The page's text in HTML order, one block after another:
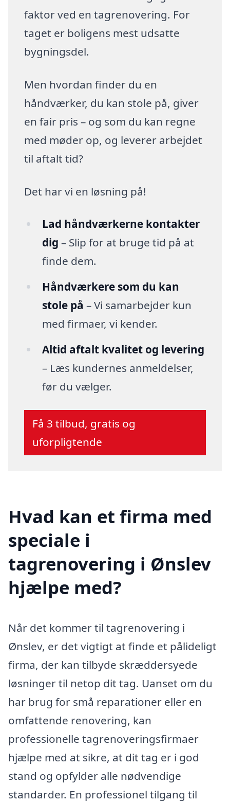
faktor ved en tagrenovering. For
taget er boligens mest udsatte
bygningsdel.
Men hvordan finder du en
håndværker, du kan stole på, giver
en fair pris – og som du kan regne
med møder op, og leverer arbejdet
til aftalt tid?
Det har vi en løsning på!
Lad håndværkerne kontakter
dig – Slip for at bruge tid på at
finde dem.
Håndværkere som du kan
stole på – Vi samarbejder kun
med firmaer, vi kender.
Altid aftalt kvalitet og levering
– Læs kundernes anmeldelser,
før du vælger.
Få 3 tilbud, gratis og
uforpligtende
Hvad kan et firma med
speciale i
tagrenovering i Ønslev
hjælpe med?
Når det kommer til tagrenovering i
Ønslev, er det vigtigt at finde et pålideligt
firma, der kan tilbyde skræddersyede
løsninger til netop dit tag. Uanset om du
har brug for små reparationer eller en
omfattende renovering, kan
professionelle tagrenoveringsfirmaer
hjælpe med at sikre, at dit tag er i god
stand og opfylder alle nødvendige
standarder. En professionel tilgang til